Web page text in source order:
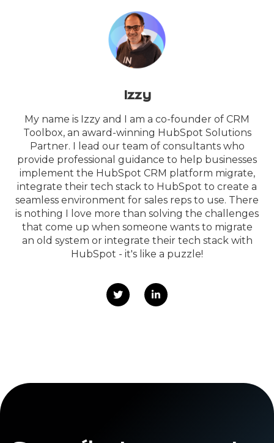
Izzy
My name is Izzy and I am a co-founder of CRM
Toolbox, an award-winning HubSpot Solutions
Partner. I lead our team of consultants who
provide professional guidance to help businesses
implement the HubSpot CRM platform migrate,
integrate their tech stack to HubSpot to create a
seamless environment for sales reps to use. There
is nothing I love more than solving the challenges
that come up when someone wants to migrate
an old system or integrate their tech stack with
HubSpot - it's like a puzzle!